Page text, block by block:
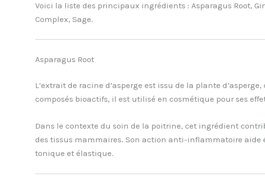
Voici la liste des principaux ingrédients : Asparagus Root,
Complex, Sage.
Asparagus Root
L’extrait de racine d’asperge est issu de la plante
composés bioactifs, il est utilisé en cosmétique pour ses
Dans le contexte du soin de la poitrine, cet ingrédient
des tissus mammaires. Son action anti-inflammatoire
tonique et élastique.